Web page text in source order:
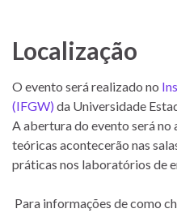
Localização
O evento será realizado no
(IFGW) da Universidade
A abertura do evento será no
teóricas acontecerão nas
práticas nos laboratórios de
Para informações de como